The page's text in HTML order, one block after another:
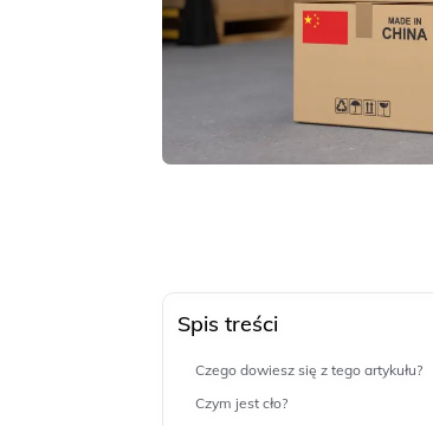
Spis treści
Czego dowiesz się z tego artykułu?
Czym jest cło?